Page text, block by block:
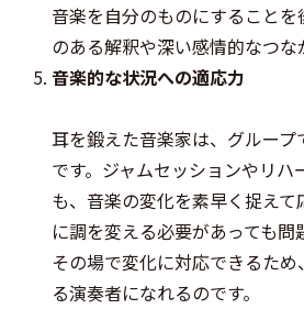
音楽を自分のものにすること
のある解釈や深い感情的なつな
音楽的な状況への適応力
耳を鍛えた音楽家は、グルー
です。ジャムセッションやリハ
も、音楽の変化を素早く捉えて
に調を変える必要があっても問
その場で変化に対応できるた
る演奏者になれるのです。